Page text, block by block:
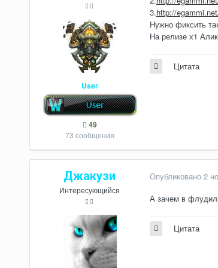
User
49
73 сообщения
3.http://
Нужно фиксить
На релизе х1
Цитата
Джакузи
Интересующийся
Опубликовано 2
А зачем в
Цитата